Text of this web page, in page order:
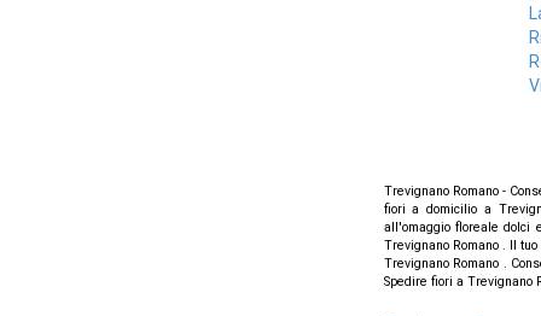
Trevignano Romano -
fiori a domicilio a
all'omaggio floreale dolci
Trevignano Romano . Il
Trevignano Romano .
Spedire fiori a Trevignano